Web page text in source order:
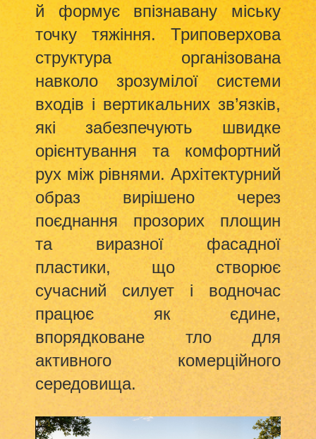
й формує впізнавану міську
точку тяжіння. Триповерхова
структура організована
навколо зрозумілої системи
входів і вертикальних зв’язків,
які забезпечують швидке
орієнтування та комфортний
рух між рівнями. Архітектурний
образ вирішено через
поєднання прозорих площин
та виразної фасадної
пластики, що створює
сучасний силует і водночас
працює як єдине,
впорядковане тло для
активного комерційного
середовища.